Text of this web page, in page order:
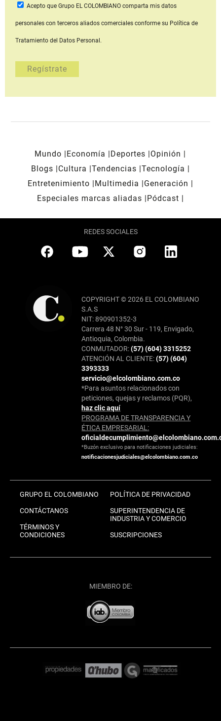
Acepto que Grupo EL COLOMBIANOcomparta mis datos
personales con terceros aliados comerciales conforme su Política de
Tratamiento del Datos Personal.
Mundo Economía Deportes
Opinión
Blogs
Cultura Tendencias Tecnología
Entretenimiento
Multimedia
Generación
Especiales marcas aliadas
Pódcast
REDES SOCIALES
COPYRIGHT © 2026 EL COLOMBIANO
S.A.S
NIT: 890901352-3
Carrera 48 N° 30 Sur - 119, Envigado,
Antioquia, Colombia.
CONMUTADOR:(57) (604) 3315252
ATENCIÓN AL CLIENTE:(57) (604)
3393333
servicio@elcolombiano.com.co
*Para asuntos relacionados con
peticiones, quejas y reclamos (PQR),
haz clic aquí
PROGRAMA DE TRANSPARENCIA Y
ÉTICA EMPRESARIAL:
*Buzón exclusivo para notificaciones judiciales:
notificacionesjudiciales@elcolombiano.com.co
GRUPO EL COLOMBIANO
CONTÁCTANOS
TÉRMINOS Y
CONDICIONES
POLÍTICA DE PRIVACIDAD
SUPERINTENDENCIA DE
INDUSTRIA Y COMERCIO
SUSCRIPCIONES
MIEMBRO DE: